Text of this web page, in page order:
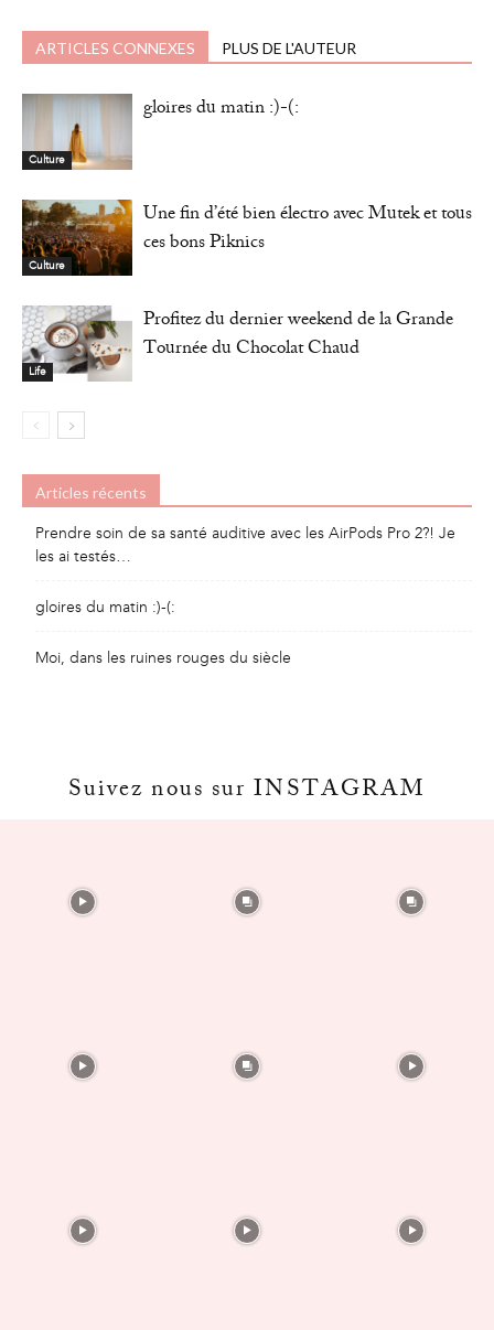
ARTICLES CONNEXES PLUS DE L'AUTEUR
Culture
gloires du matin :)-(:
Culture
Une fin d’été bien électro avec Mutek et tous
ces bons Piknics
Life
Profitez du dernier weekend de la Grande
Tournée du Chocolat Chaud
Articles récents
Prendre soin de sa santé auditive avec les AirPods Pro 2?! Je
les ai testés…
gloires du matin :)-(:
Moi, dans les ruines rouges du siècle
Suivez nous sur INSTAGRAM